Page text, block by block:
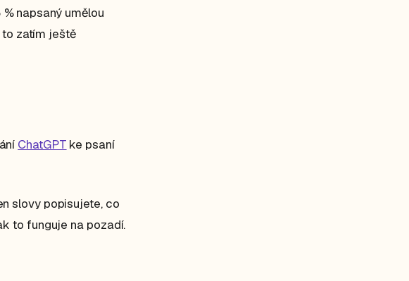
napsaný umělou
to zatím ještě
ChatGPT ke psaní
slovy popisujete, co
to funguje na pozadí.